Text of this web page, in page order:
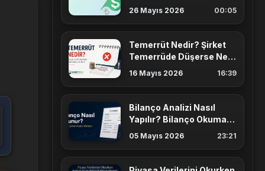
Etkileyen 7 Faktör
26 Mayıs 2026 00:05
Temerrüt Nedir? Şirket
Temerrüde Düşerse Ne
Olur? Kupon ve İtfa
Rehberi
16 Mayıs 2026 16:39
Bilanço Analizi Nasıl
Yapılır? Bilanço Okuma
Rehberi
05 Mayıs 2026 23:21